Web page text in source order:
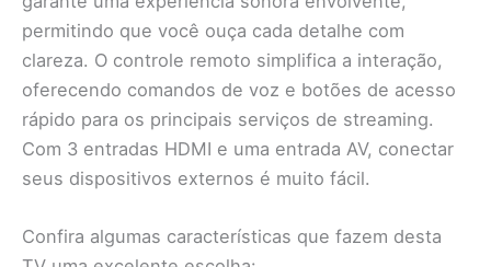
permitindo que você ouça cada detalhe com
clareza. O controle remoto simplifica a interação,
oferecendo comandos de voz e botões de acesso
rápido para os principais serviços de streaming.
Com 3 entradas HDMI e uma entrada AV, conectar
seus dispositivos externos é muito fácil.
Confira algumas características que fazem desta